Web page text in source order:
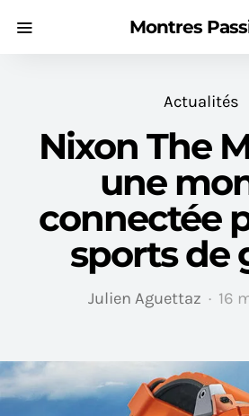
Montres
Actualités
Nixon The
une
connectée
sports de
Julien Aguettaz 16